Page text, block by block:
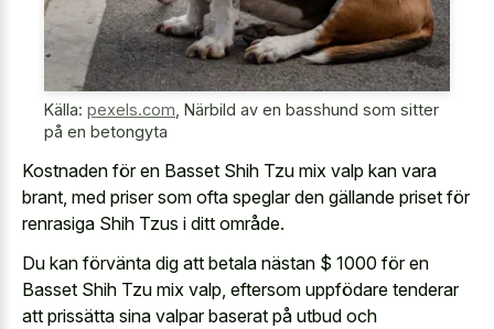
Källa: pexels.com Närbild av en basshund som sitter
på en betongyta
Kostnaden för en Basset Shih Tzu mix valp kan vara
brant, med priser som ofta speglar den gällande priset för
renrasiga Shih Tzus i ditt område.
Du kan förvänta dig att betala nästan $ 1000 för en
Basset Shih Tzu mix valp, eftersom uppfödare tenderar
att prissätta sina valpar baserat på utbud och